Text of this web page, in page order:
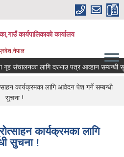
कार्यपालिकाकाे कार्यालय
संचालनका लागि दरभाउ पत्र आव्हान सम्बन्धी
कार्यक्रमका लागि आवेदन पेश गर्ने सम्बन्धी
सुचना !
कार्यक्रमका लागि
सुचना !